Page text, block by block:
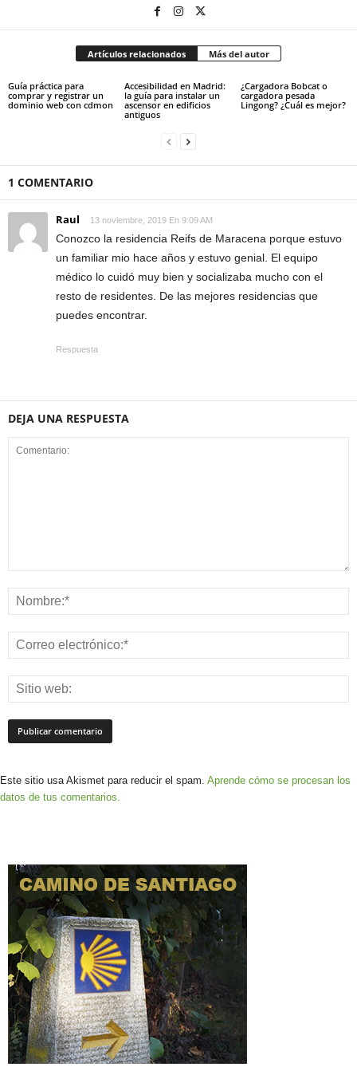
Artículos relacionados Más del autor
Guía práctica para
comprar y registrar un
dominio web con cdmon
Accesibilidad en Madrid:
la guía para instalar un
ascensor en edificios
antiguos
¿Cargadora Bobcat o
cargadora pesada
Lingong? ¿Cuál es mejor?
1 COMENTARIO
Raul 13 noviembre, 2019 En 9:09 AM
Conozco la residencia Reifs de Maracena porque estuvo
un familiar mio hace años y estuvo genial. El equipo
médico lo cuidó muy bien y socializaba mucho con el
resto de residentes. De las mejores residencias que
puedes encontrar.
Respuesta
DEJA UNA RESPUESTA
Este sitio usa Akismet para reducir el spam. Aprende cómo se procesan los
datos de tus comentarios.